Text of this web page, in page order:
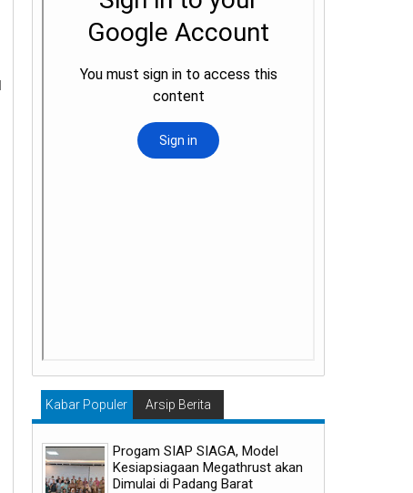
Kabar Populer Arsip Berita
Progam SIAP SIAGA, Model
Kesiapsiagaan Megathrust akan
Dimulai di Padang Barat